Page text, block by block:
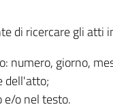
di ricercare gli
numero, giorno,
dell'atto;
e/o nel testo.